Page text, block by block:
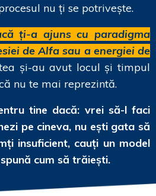
nu ți se potrivește.
ți-a ajuns cu paradigma
de Alfa sau a energiei de
și-au avut locul și timpul
nu te mai reprezintă.
tine dacă: vrei să-l faci
pe cineva, nu ești gata să
insuficient, cauți un model
cum să trăiești.